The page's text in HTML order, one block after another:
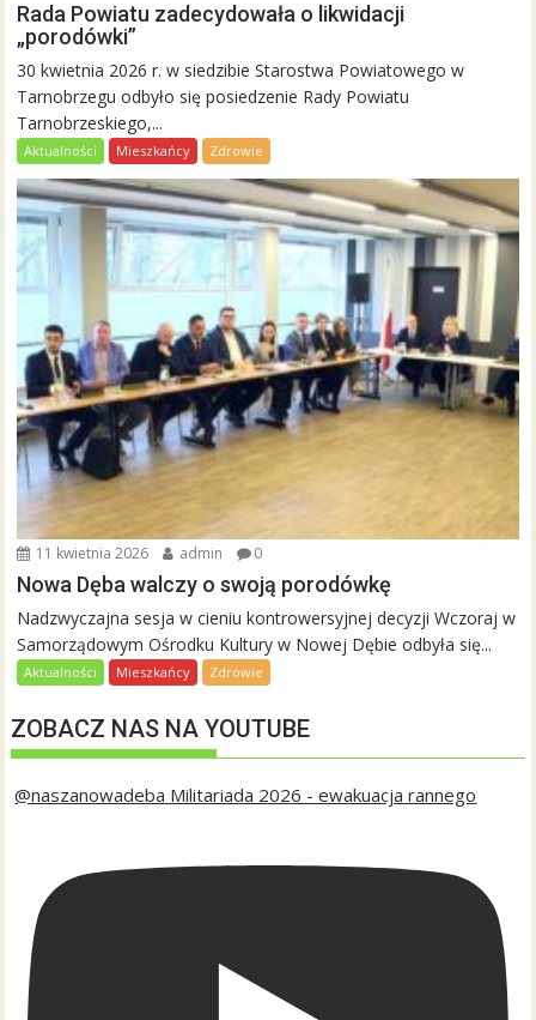
Rada Powiatu zadecydowała o likwidacji
„porodówki”
30 kwietnia 2026 r. w siedzibie Starostwa Powiatowego w
Tarnobrzegu odbyło się posiedzenie Rady Powiatu
Tarnobrzeskiego,...
Aktualności Mieszkańcy Zdrowie
11 kwietnia 2026 admin 0
Nowa Dęba walczy o swoją porodówkę
Nadzwyczajna sesja w cieniu kontrowersyjnej decyzji Wczoraj w
Samorządowym Ośrodku Kultury w Nowej Dębie odbyła się...
Aktualności Mieszkańcy Zdrowie
ZOBACZ NAS NA YOUTUBE
@naszanowadeba Militariada 2026 - ewakuacja rannego